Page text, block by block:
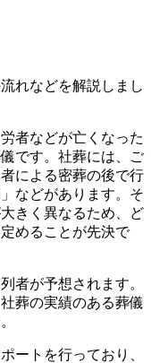
れなどを解説しまし
者などが亡くなった
です。社葬には、ご
による密葬の後で行
などがあります。そ
きく異なるため、ど
めることが先決で
者が予想されます。
葬の実績のある葬儀
ートを行っており、